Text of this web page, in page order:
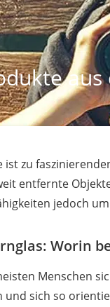
ist zu
entfernte
jedoch
Worin
Menschen
und sich so